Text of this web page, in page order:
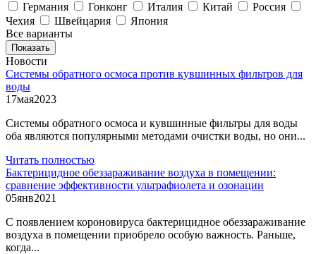
Германия
Гонконг Италия Китай
Россия
Чехия
Швейцария
Япония
Все варианты
Показать
Новости
Системы обратного осмоса против кувшинных фильтров для
воды
17мая2023
Системы обратного осмоса и кувшинные фильтры для воды
оба являются популярными методами очистки воды, но они...
Читать полностью
Бактерицидное обеззараживание воздуха в помещении:
сравнение эффективности ультрафиолета и озонации
05янв2021
С появлением короновируса бактерицидное обеззараживание
воздуха в помещении приобрело особую важность. Раньше,
когда...